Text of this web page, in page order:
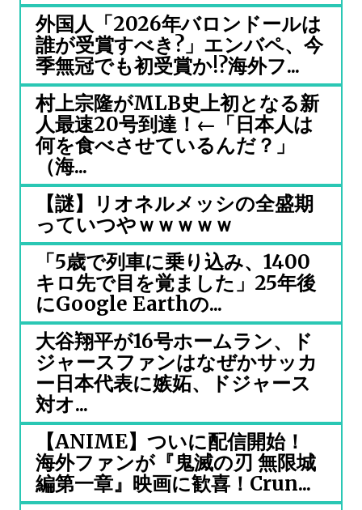
外国人「2026年バロンドールは
誰が受賞すべき?」エンバペ、今
季無冠でも初受賞か!?海外フ...
村上宗隆がMLB史上初となる新
人最速20号到達！←「日本人は
何を食べさせているんだ？」
（海...
【謎】リオネルメッシの全盛期
っていつやｗｗｗｗｗ
「5歳で列車に乗り込み、1400
キロ先で目を覚ました」25年後
にGoogle Earthの...
大谷翔平が16号ホームラン、ド
ジャースファンはなぜかサッカ
ー日本代表に嫉妬、ドジャース
対オ...
【ANIME】ついに配信開始！
海外ファンが『鬼滅の刃 無限城
編第一章』映画に歓喜！Crun...